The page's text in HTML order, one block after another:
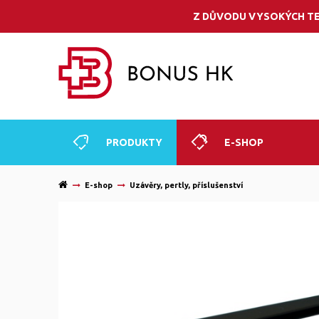
Z DŮVODU VYSOKÝCH
PRODUKTY E-SHOP
E-shop Uzávěry, pertly, příslušenství